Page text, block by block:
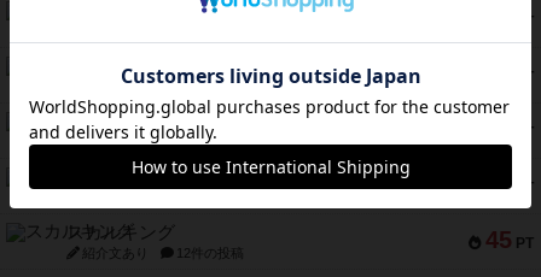
PT
アンブッシュ！：ムーブアウト！
PT
キャプテン・フリップ：イスラ・ボンバ
紹介文なし 2件の投稿
PT
ガルフストライク
紹介文あり 1件の投稿
45 PT
エコーズ・オブ・タイム
45 PT
スカルキング
紹介文あり 12件の投稿